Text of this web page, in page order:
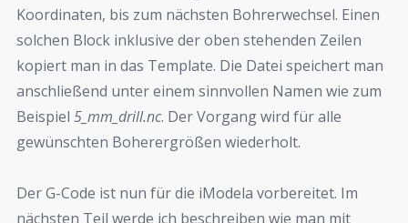
Koordinaten, bis zum nächsten Bohrerwechsel. Einen
solchen Block inklusive der oben stehenden Zeilen
kopiert man in das Template. Die Datei speichert man
anschließend unter einem sinnvollen Namen wie zum
Beispiel 5_mm_drill.nc. Der Vorgang wird für alle
gewünschten Boherergrößen wiederholt.
Der G-Code ist nun für die iModela vorbereitet. Im
nächsten Teil werde ich beschreiben wie man mit